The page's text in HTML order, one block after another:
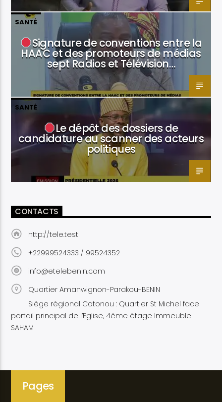
SANTÉ
Signature de conventions entre la
HAAC et des promoteurs de médias
sept Radios et Télévision…
SANTÉ
Le dépôt des dossiers de
candidature au scanner des acteurs
politiques
CONTACTS
http://tele.test
+22999524333 / 99524352
info@etelebenin.com
Quartier Amanwignon-Parakou-BENIN
Siège régional Cotonou : Quartier St Michel face
portail principal de l’Eglise, 4ème étage Immeuble
SAHAM
Pages